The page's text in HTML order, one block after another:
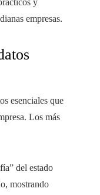
y
empresas.
esenciales que
Los más
del estado
mostrando